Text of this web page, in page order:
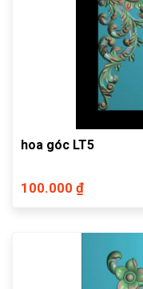
hoa góc LT5
100.000 ₫